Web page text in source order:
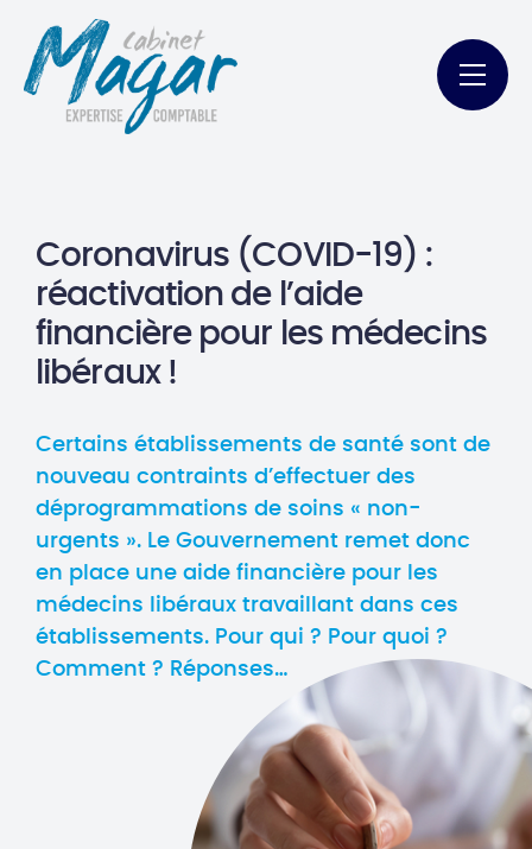
Coronavirus (COVID-19) :
réactivation de l’aide
financière pour les médecins
libéraux !
Certains établissements de santé sont de
nouveau contraints d’effectuer des
déprogrammations de soins « non-
urgents ». Le Gouvernement remet donc
en place une aide financière pour les
médecins libéraux travaillant dans ces
établissements. Pour qui ? Pour quoi ?
Comment ? Réponses…